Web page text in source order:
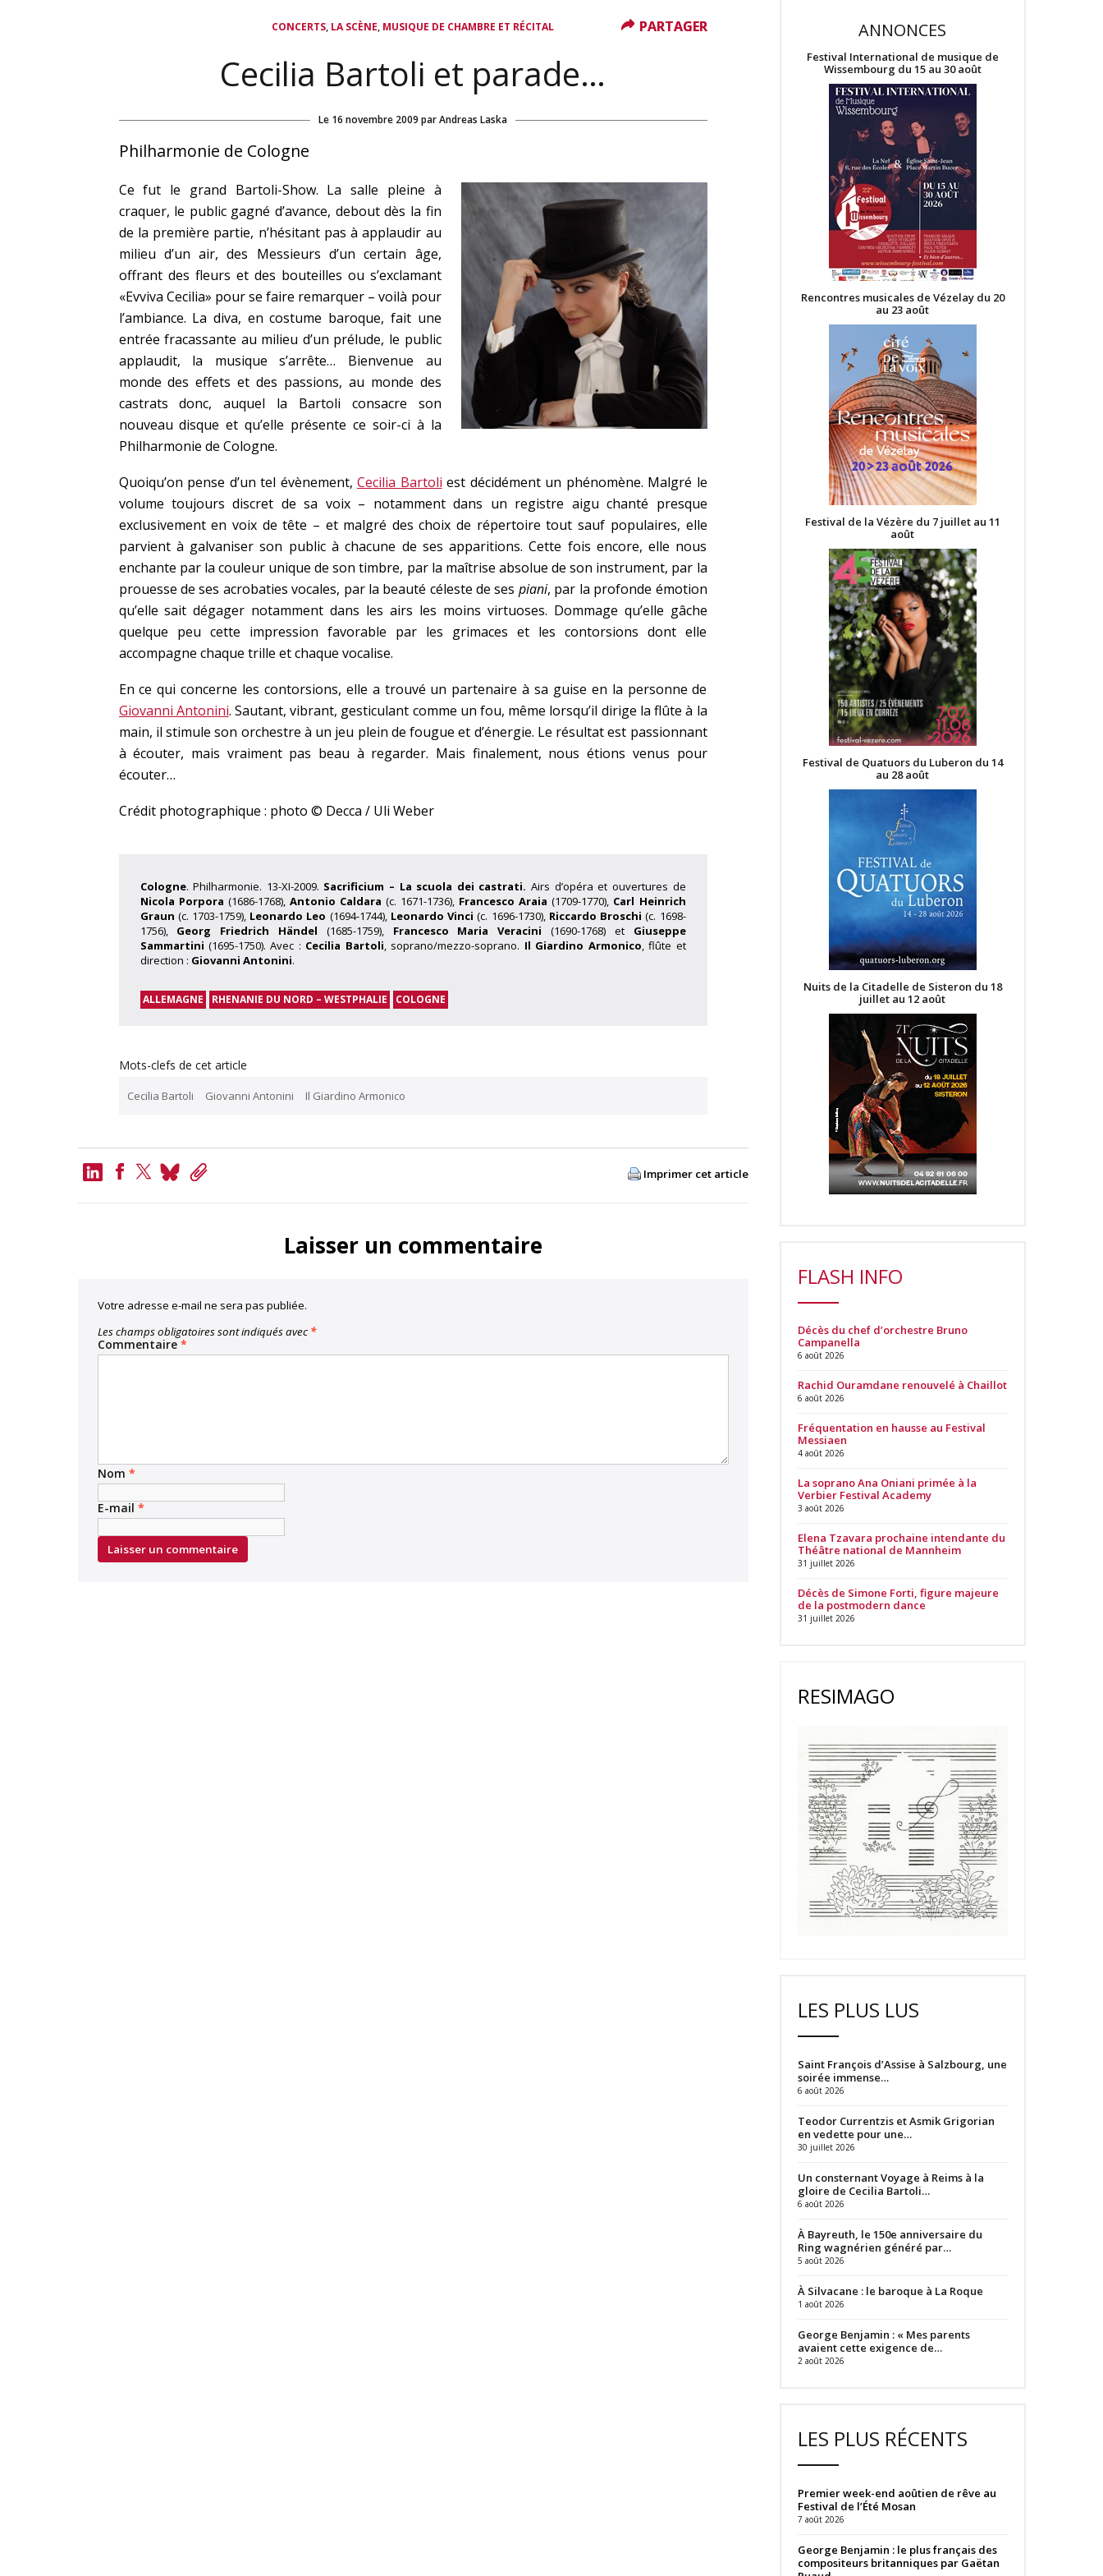
CONCERTS, LA SCÈNE, MUSIQUE DE CHAMBRE ET RÉCITAL
Cecilia Bartoli et parade…
Le 16 novembre 2009 parAndreas Laska
Philharmonie de Cologne
Ce fut le grand Bartoli-Show. La salle pleine à
craquer, le public gagné d’avance, debout dès la fin
de la première partie, n’hésitant pas à applaudir au
milieu d’un air, des Messieurs d’un certain âge,
offrant des fleurs et des bouteilles ou s’exclamant
«Evviva Cecilia» pour se faire remarquer – voilà pour
l’ambiance. La diva, en costume baroque, fait une
entrée fracassante au milieu d’un prélude, le public
applaudit, la musique s’arrête… Bienvenue au
monde des effets et des passions, au monde des
castrats donc, auquel la Bartoli consacre son
nouveau disque et qu’elle présente ce soir-ci à la
Philharmonie de Cologne.
Quoiqu’on pense d’un tel évènement, Cecilia Bartoli est décidément un phénomène. Malgré le
volume toujours discret de sa voix – notamment dans un registre aigu chanté presque
exclusivement en voix de tête – et malgré des choix de répertoire tout sauf populaires, elle
parvient à galvaniser son public à chacune de ses apparitions. Cette fois encore, elle nous
enchante par la couleur unique de son timbre, par la maîtrise absolue de son instrument, par la
prouesse de ses acrobaties vocales, par la beauté céleste de ses piani, par la profonde émotion
qu’elle sait dégager notamment dans les airs les moins virtuoses. Dommage qu’elle gâche
quelque peu cette impression favorable par les grimaces et les contorsions dont elle
accompagne chaque trille et chaque vocalise.
En ce qui concerne les contorsions, elle a trouvé un partenaire à sa guise en la personne de
Giovanni Antonini. Sautant, vibrant, gesticulant comme un fou, même lorsqu’il dirige la flûte à la
main, il stimule son orchestre à un jeu plein de fougue et d’énergie. Le résultat est passionnant
à écouter, mais vraiment pas beau à regarder. Mais finalement, nous étions venus pour
écouter…
Crédit photographique : photo © Decca / Uli Weber
PARTAGER
Cologne. Philharmonie. 13-XI-2009. Sacrificium – La scuola dei castrati.Airs d’opéra et ouvertures de
Nicola Porpora (1686-1768), Antonio Caldara (c. 1671-1736), Francesco Araia (1709-1770), Carl Heinrich
Graun (c. 1703-1759), Leonardo Leo (1694-1744), Leonardo Vinci (c. 1696-1730), Riccardo Broschi (c. 1698-
1756), Georg Friedrich Händel (1685-1759), Francesco Maria Veracini (1690-1768) et Giuseppe
Sammartini (1695-1750). Avec : Cecilia Bartoli, soprano/mezzo-soprano. Il Giardino Armonico, flûte et
direction : Giovanni Antonini.
PARTAGER
ALLEMAGNE RHENANIE DU NORD – WESTPHALIE COLOGNE
Mots-clefs de cet article
Cecilia Bartoli Giovanni Antonini Il Giardino Armonico
LinkedIn
BlueskyCopy
Imprimer cet article
Laisser un commentaire
Votre adresse e-mail ne sera pas publiée.
Les champs obligatoires sont indiqués avec *
Commentaire *
Nom *
E-mail *
ANNONCES
Festival International de musique de
Wissembourg du 15 au 30 août
Rencontres musicales de Vézelay du 20
au 23 août
Festival de la Vézère du 7 juillet au 11
août
Festival de Quatuors du Luberon du 14
au 28 août
Nuits de la Citadelle de Sisteron du 18
juillet au 12 août
FLASH INFO
Décès du chef d’orchestre Bruno
Campanella
6 août 2026
Rachid Ouramdane renouvelé à Chaillot
6 août 2026
Fréquentation en hausse au Festival
Messiaen
4 août 2026
La soprano Ana Oniani primée à la
Verbier Festival Academy
3 août 2026
Elena Tzavara prochaine intendante du
Théâtre national de Mannheim
31 juillet 2026
Décès de Simone Forti, figure majeure
de la postmodern dance
31 juillet 2026
RESIMAGO
LES PLUS LUS
Saint François d’Assise à Salzbourg, une
soirée immense…
6 août 2026
Teodor Currentzis et Asmik Grigorian
en vedette pour une…
30 juillet 2026
Un consternant Voyage à Reims à la
gloire de Cecilia Bartoli…
6 août 2026
À Bayreuth, le 150e anniversaire du
Ring wagnérien généré par…
5 août 2026
À Silvacane : le baroque à La Roque
1 août 2026
George Benjamin : « Mes parents
avaient cette exigence de…
2 août 2026
LES PLUS RÉCENTS
Premier week-end aoûtien de rêve au
Festival de l’Été Mosan
7 août 2026
George Benjamin : le plus français des
compositeurs britanniques par Gaëtan